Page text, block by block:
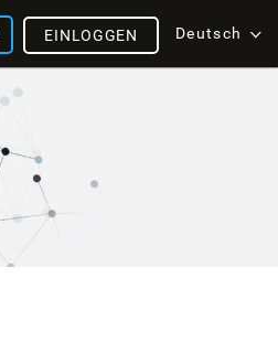
Deutsch
EINLOGGEN